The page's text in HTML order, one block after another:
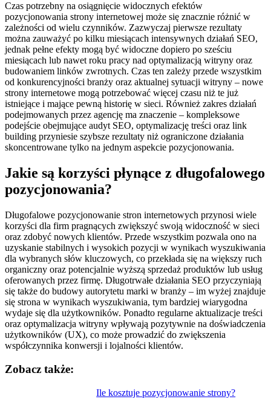
Czas potrzebny na osiągnięcie widocznych efektów
pozycjonowania strony internetowej może się znacznie różnić w
zależności od wielu czynników. Zazwyczaj pierwsze rezultaty
można zauważyć po kilku miesiącach intensywnych działań SEO,
jednak pełne efekty mogą być widoczne dopiero po sześciu
miesiącach lub nawet roku pracy nad optymalizacją witryny oraz
budowaniem linków zwrotnych. Czas ten zależy przede wszystkim
od konkurencyjności branży oraz aktualnej sytuacji witryny – nowe
strony internetowe mogą potrzebować więcej czasu niż te już
istniejące i mające pewną historię w sieci. Również zakres działań
podejmowanych przez agencję ma znaczenie – kompleksowe
podejście obejmujące audyt SEO, optymalizację treści oraz link
building przyniesie szybsze rezultaty niż ograniczone działania
skoncentrowane tylko na jednym aspekcie pozycjonowania.
Jakie są korzyści płynące z długofalowego
pozycjonowania?
Długofalowe pozycjonowanie stron internetowych przynosi wiele
korzyści dla firm pragnących zwiększyć swoją widoczność w sieci
oraz zdobyć nowych klientów. Przede wszystkim pozwala ono na
uzyskanie stabilnych i wysokich pozycji w wynikach wyszukiwania
dla wybranych słów kluczowych, co przekłada się na większy ruch
organiczny oraz potencjalnie wyższą sprzedaż produktów lub usług
oferowanych przez firmę. Długotrwałe działania SEO przyczyniają
się także do budowy autorytetu marki w branży – im wyżej znajduje
się strona w wynikach wyszukiwania, tym bardziej wiarygodna
wydaje się dla użytkowników. Ponadto regularne aktualizacje treści
oraz optymalizacja witryny wpływają pozytywnie na doświadczenia
użytkowników (UX), co może prowadzić do zwiększenia
współczynnika konwersji i lojalności klientów.
Zobacz także:
Ile kosztuje pozycjonowanie strony?